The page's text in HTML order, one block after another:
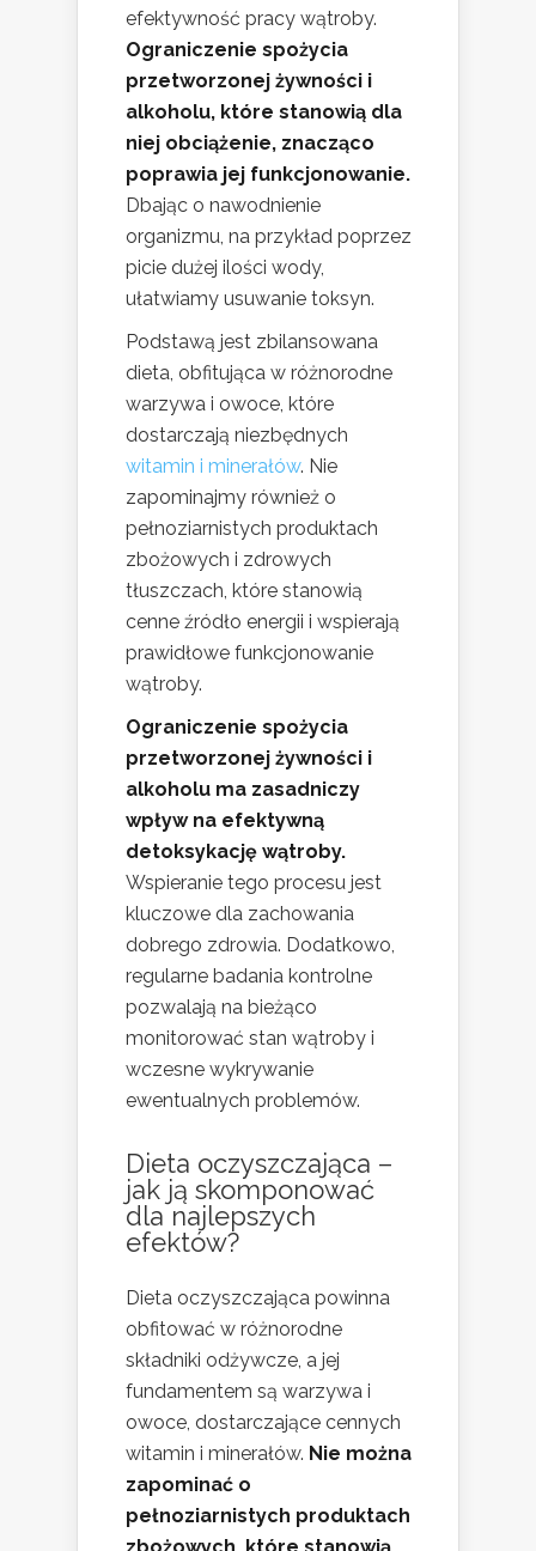
efektywność pracy wątroby.
Ograniczenie spożycia
przetworzonej żywności i
alkoholu, które stanowią dla
niej obciążenie, znacząco
poprawia jej funkcjonowanie.
Dbając o nawodnienie
organizmu, na przykład poprzez
picie dużej ilości wody,
ułatwiamy usuwanie toksyn.
Podstawą jest zbilansowana
dieta, obfitująca w różnorodne
warzywa i owoce, które
dostarczają niezbędnych
witamin i minerałów. Nie
zapominajmy również o
pełnoziarnistych produktach
zbożowych i zdrowych
tłuszczach, które stanowią
cenne źródło energii i wspierają
prawidłowe funkcjonowanie
wątroby.
Ograniczenie spożycia
przetworzonej żywności i
alkoholu ma zasadniczy
wpływ na efektywną
detoksykację wątroby.
Wspieranie tego procesu jest
kluczowe dla zachowania
dobrego zdrowia. Dodatkowo,
regularne badania kontrolne
pozwalają na bieżąco
monitorować stan wątroby i
wczesne wykrywanie
ewentualnych problemów.
Dieta oczyszczająca –
jak ją skomponować
dla najlepszych
efektów?
Dieta oczyszczająca powinna
obfitować w różnorodne
składniki odżywcze, a jej
fundamentem są warzywa i
owoce, dostarczające cennych
witamin i minerałów. Nie można
zapominać o
pełnoziarnistych produktach